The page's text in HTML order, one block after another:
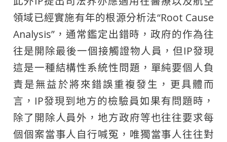
領域已經實施有年的根源分析法“Root Cause
Analysis”，通常鑑定出錯時，政府的作為往
往是開除最後一個接觸證物人員，但IP發現
這是一種結構性系統性問題，單純要個人負
責是無益於將來錯誤重複發生，更具體而
言，IP發現到地方的檢驗員如果有問題時，
除了開除人員外，地方政府等也往往要求每
個個案當事人自行喊冤，唯獨當事人往往對